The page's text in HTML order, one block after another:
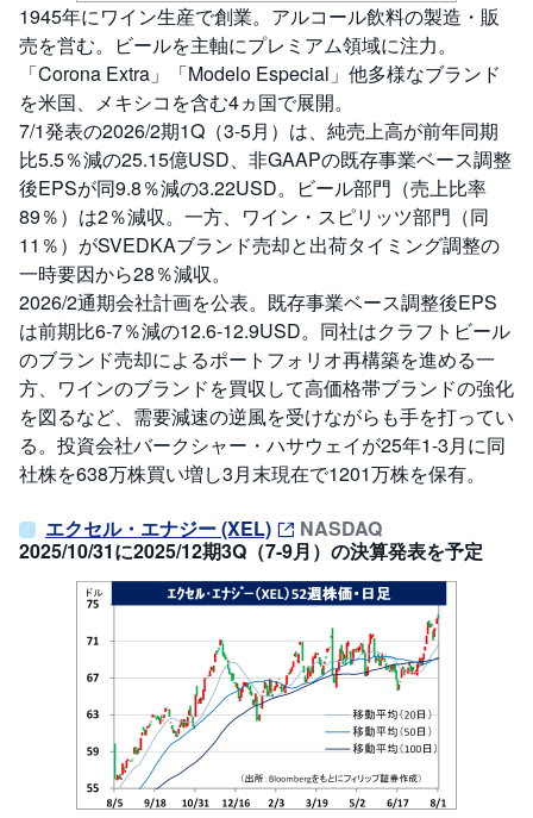
1945年にワイン生産で創業。アルコール飲料の製造・販
売を営む。ビールを主軸にプレミアム領域に注力。
「Corona Extra」「Modelo Especial」他多様なブランド
を米国、メキシコを含む4ヵ国で展開。
7/1発表の2026/2期1Q（3-5月）は、純売上高が前年同期
比5.5％減の25.15億USD、非GAAPの既存事業ベース調整
後EPSが同9.8％減の3.22USD。ビール部門（売上比率
89％）は2％減収。一方、ワイン・スピリッツ部門（同
11％）がSVEDKAブランド売却と出荷タイミング調整の
一時要因から28％減収。
2026/2通期会社計画を公表。既存事業ベース調整後EPS
は前期比6-7％減の12.6-12.9USD。同社はクラフトビール
のブランド売却によるポートフォリオ再構築を進める一
方、ワインのブランドを買収して高価格帯ブランドの強化
を図るなど、需要減速の逆風を受けながらも手を打ってい
る。投資会社バークシャー・ハサウェイが25年1-3月に同
社株を638万株買い増し3月末現在で1201万株を保有。
エクセル・エナジー (XEL)
NASDAQ
2025/10/31に2025/12期3Q（7-9月）の決算発表を予定